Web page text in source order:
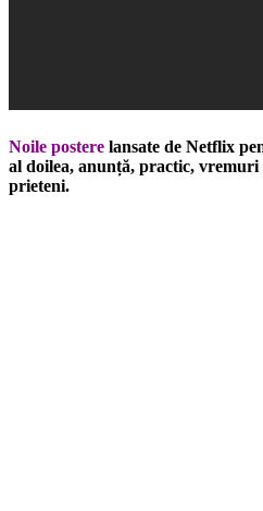
Noile postere lansate de Netflix
al doilea, anunță, practic,
prieteni.